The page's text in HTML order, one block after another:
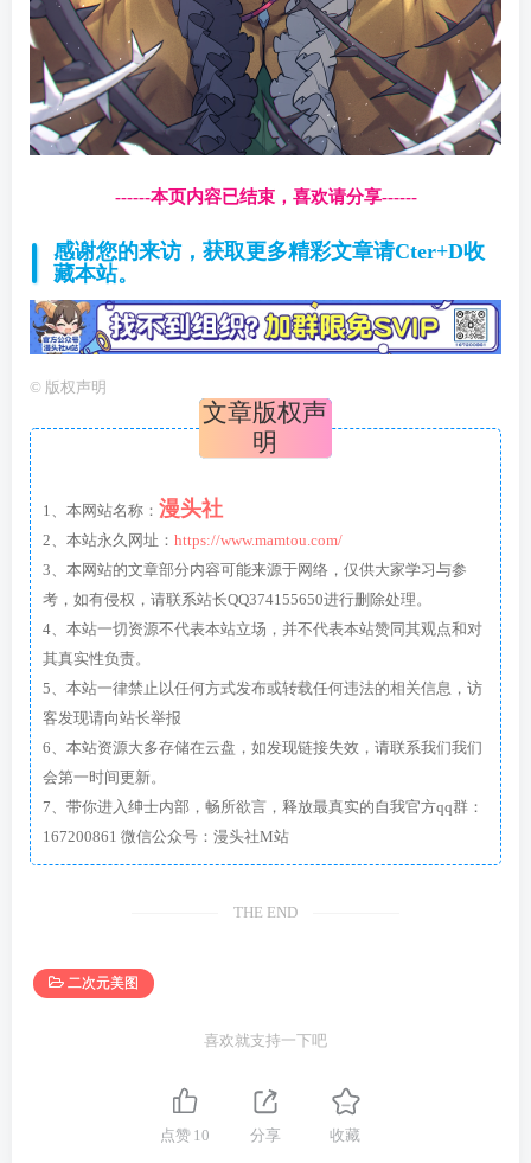
------本页内容已结束，喜欢请分享------
感谢您的来访，获取更多精彩文章请Cter+D收
藏本站。
© 版权声明
文章版权声
明
1、本网站名称： 漫头社
2、本站永久网址： https://www.mamtou.com/
3、本网站的文章部分内容可能来源于网络，仅供大家学习与参
考，如有侵权，请联系站长QQ374155650进行删除处理。
4、本站一切资源不代表本站立场，并不代表本站赞同其观点和对
其真实性负责。
5、本站一律禁止以任何方式发布或转载任何违法的相关信息，访
客发现请向站长举报
6、本站资源大多存储在云盘，如发现链接失效，请联系我们我们
会第一时间更新。
7、带你进入绅士内部，畅所欲言，释放最真实的自我官方qq群：
167200861 微信公众号：漫头社M站
THE END
二次元美图
喜欢就支持一下吧
点赞 10 分享 收藏